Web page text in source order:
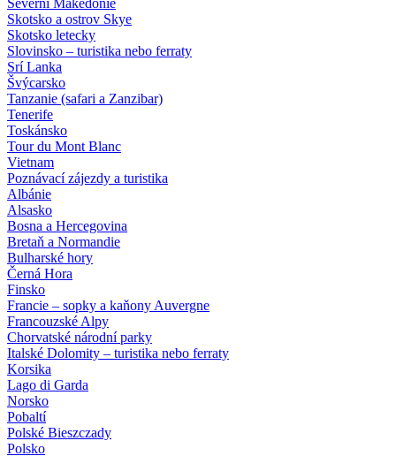
Severní Makedonie
Skotsko a ostrov Skye
Skotsko letecky
Slovinsko – turistika nebo ferraty
Srí Lanka
Švýcarsko
Tanzanie (safari a Zanzibar)
Tenerife
Toskánsko
Tour du Mont Blanc
Vietnam
Poznávací zájezdy a turistika
Albánie
Alsasko
Bosna a Hercegovina
Bretaň a Normandie
Bulharské hory
Černá Hora
Finsko
Francie – sopky a kaňony Auvergne
Francouzské Alpy
Chorvatské národní parky
Italské Dolomity – turistika nebo ferraty
Korsika
Lago di Garda
Norsko
Pobaltí
Polské Bieszczady
Polsko